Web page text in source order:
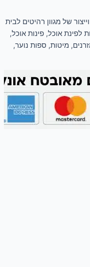
וייצור של מגוון רהיטים לבית
אוכל, פינות אוכל,
מיטות, ספות נוער,